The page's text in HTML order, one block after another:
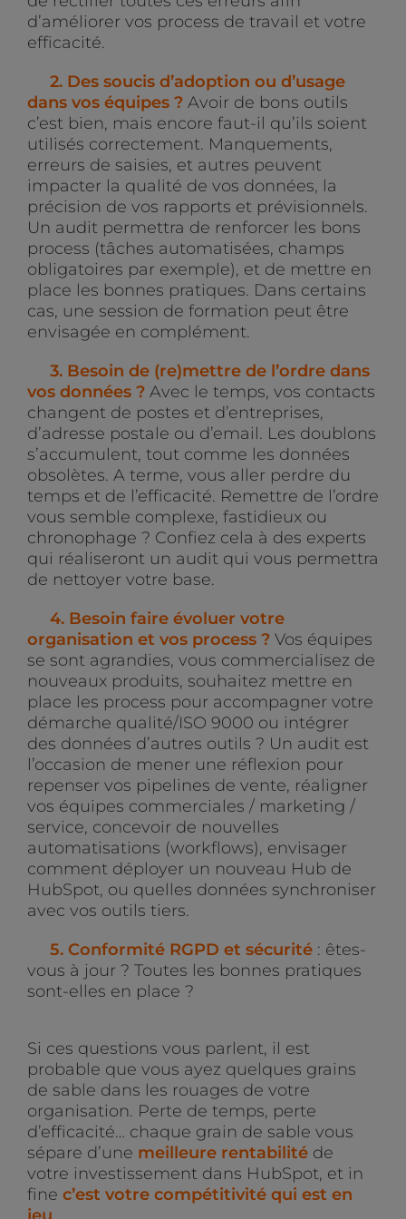
d’améliorer vos process de travail et votre
efficacité.
2. Des soucis d’adoption ou d’usage
dans vos équipes ?Avoir de bons outils
c’est bien, mais encore faut-il qu’ils soient
utilisés correctement. Manquements,
erreurs de saisies, et autres peuvent
impacter la qualité de vos données, la
précision de vos rapports et prévisionnels.
Un audit permettra de renforcer les bons
process (tâches automatisées, champs
obligatoires par exemple), et de mettre en
place les bonnes pratiques. Dans certains
cas, une session de formation peut être
envisagée en complément.
3. Besoin de (re)mettre de l’ordre dans
vos données ?Avec le temps, vos contacts
changent de postes et d’entreprises,
d’adresse postale ou d’email. Les doublons
s’accumulent, tout comme les données
obsolètes. A terme, vous aller perdre du
temps et de l’efficacité. Remettre de l’ordre
vous semble complexe, fastidieux ou
chronophage ? Confiez cela à des experts
qui réaliseront un audit qui vous permettra
de nettoyer votre base.
4. Besoin faire évoluer votre
organisation et vos process ?Vos équipes
se sont agrandies, vous commercialisez de
nouveaux produits, souhaitez mettre en
place les process pour accompagner votre
démarche qualité/ISO 9000 ou intégrer
des données d’autres outils ? Un audit est
l’occasion de mener une réflexion pour
repenser vos pipelines de vente, réaligner
vos équipes commerciales / marketing /
service, concevoir de nouvelles
automatisations (workflows), envisager
comment déployer un nouveau Hub de
HubSpot, ou quelles données synchroniser
avec vos outils tiers.
5. Conformité RGPD et sécurité: êtes-
vous à jour ? Toutes les bonnes pratiques
sont-elles en place ?
Si ces questions vous parlent, il est
probable que vous ayez quelques grains
de sable dans les rouages de votre
organisation. Perte de temps, perte
d’efficacité… chaque grain de sable vous
sépare d’une meilleure rentabilitéde
votre investissement dans HubSpot, et in
fine c’est votre compétitivité qui est en